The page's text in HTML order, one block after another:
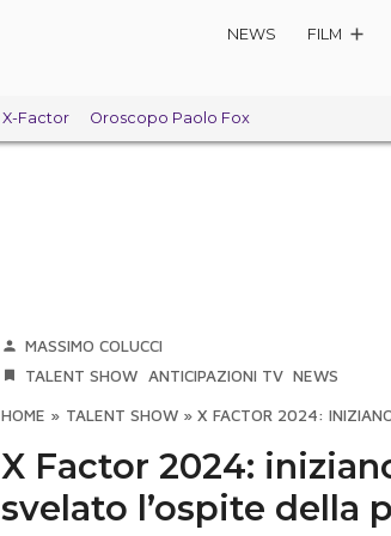
NEWS FILM
X-Factor Oroscopo Paolo Fox
MASSIMO COLUCCI
TALENT SHOW ANTICIPAZIONI TV NEWS
HOME » TALENT SHOW » X FACTOR 2024:
X Factor 2024:
svelato l’ospite della